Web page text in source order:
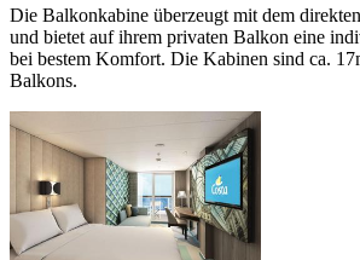
Die Balkonkabine überzeugt mit dem
und bietet auf ihrem privaten Balkon eine
bei bestem Komfort. Die Kabinen sind ca.
Balkons.